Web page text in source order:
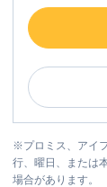
※プロミス、アイ
行、曜日、または
場合があります。